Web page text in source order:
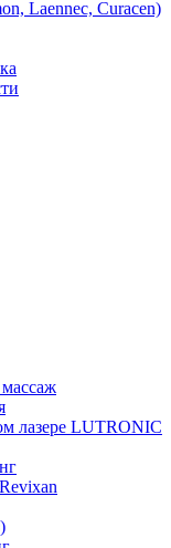
Laennec, Curacen)
лазере LUTRONIC